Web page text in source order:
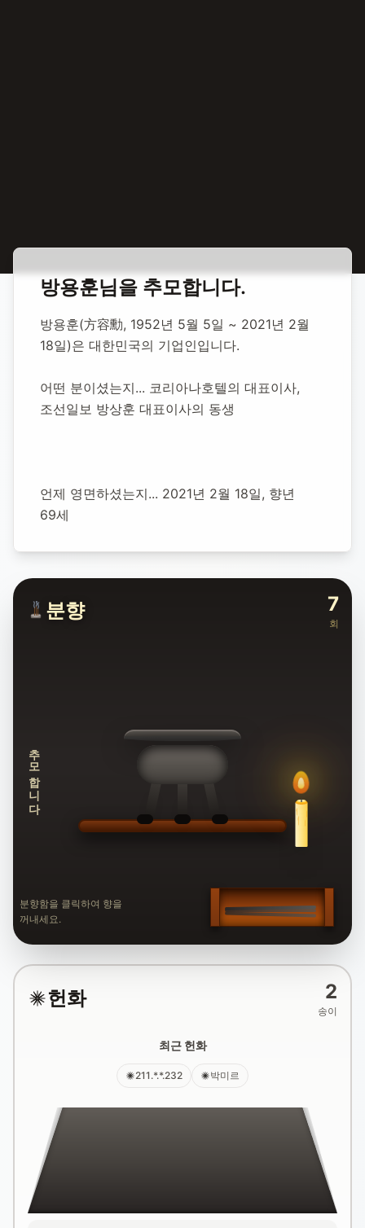
합동 추모 방용훈 기업인
방용훈 기업인
추모소 개설:2021년 2월 18일
방용훈님을 추모합니다.
방용훈(方容勳, 1952년 5월 5일 ~ 2021년 2월
18일)은 대한민국의 기업인입니다.
어떤 분이셨는지... 코리아나호텔의 대표이사,
조선일보 방상훈 대표이사의 동생
언제 영면하셨는지... 2021년 2월 18일, 향년
69세
분향 7
회
추모합니다
분향함을 클릭하여 향을
꺼내세요.
헌화 2
송이
최근 헌화
211.*.*.232 박미르